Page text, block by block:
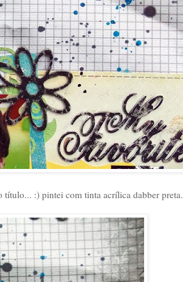
:) pintei com tinta acrílica dabber preta.